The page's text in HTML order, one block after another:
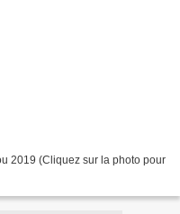
2019 (Cliquez sur la photo pour